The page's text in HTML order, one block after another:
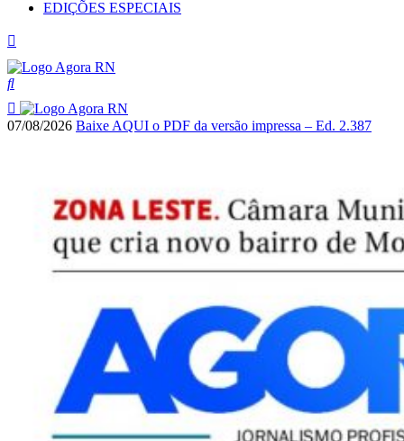
EDIÇÕES ESPECIAIS
07/08/2026 Baixe AQUI o PDF da versão impressa – Ed. 2.387